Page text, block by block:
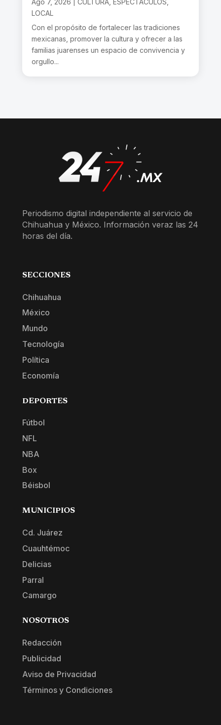
Ago 7, 2026 CULTURA, ESPECTÁCULOS,
LOCAL
Con el propósito de fortalecer las tradiciones
mexicanas, promover la cultura y ofrecer a las
familias juarenses un espacio de convivencia y
orgullo...
Periodismo digital independiente al servicio de
Chihuahua y México. Información veraz las 24
horas del día.
SECCIONES
Chihuahua
México
Mundo
Tecnología
Política
Economía
DEPORTES
Fútbol
NFL
NBA
Box
Béisbol
MUNICIPIOS
Cd. Juárez
Cuauhtémoc
Delicias
Parral
Camargo
NOSOTROS
Redacción
Publicidad
Aviso de Privacidad
Términos y Condiciones